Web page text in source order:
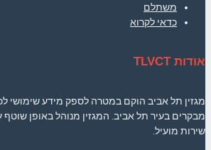
משתלם
כדאי לקרוא
אודות TLVCT
מגזין תל אביב הוקם במטרה לספק מידע שימושי
מבקרים בעיר תל אביב. המגזין מנוהל באופן שוטף
שירות מועיל.